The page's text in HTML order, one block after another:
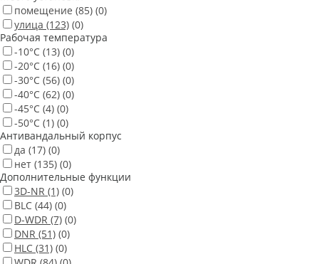
помещение (85) (0)
улица (123) (0)
Рабочая температура
-10°С (13) (0)
-20°С (16) (0)
-30°С (56) (0)
-40°С (62) (0)
-45°С (4) (0)
-50°С (1) (0)
Антивандальный корпус
да (17) (0)
нет (135) (0)
Дополнительные функции
3D-NR (1) (0)
BLC (44) (0)
D-WDR (7) (0)
DNR (51) (0)
HLC (31) (0)